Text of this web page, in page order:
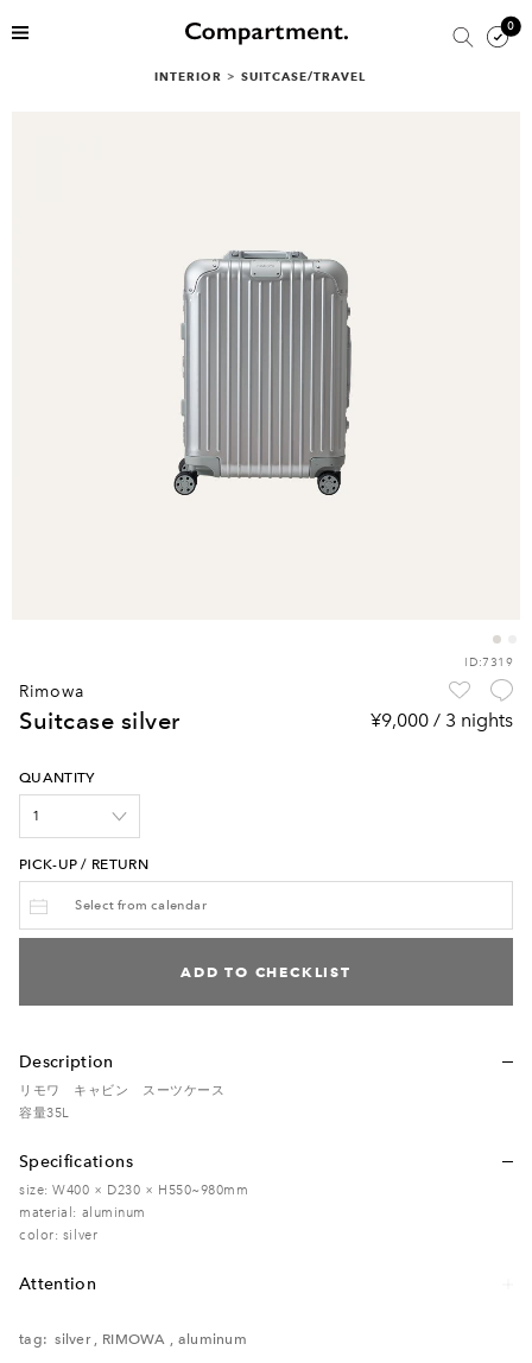
0
INTERIOR > SUITCASE/TRAVEL
ID:7319
rimowa
suitcase silver ¥9,000 / 3 nights
QUANTITY
PICK-UP / RETURN
ADD TO CHECKLIST
Description
リモワ キャビン スーツケース
容量35L
Specifications
size: W400 × D230 × H550~980mm
material: aluminum
color: silver
Attention
ださい。
tag: silver, RIMOWA , aluminum